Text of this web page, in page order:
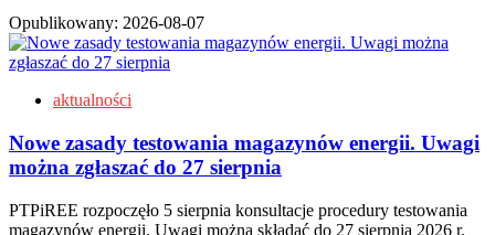
Opublikowany: 2026-08-07
aktualności
Nowe zasady testowania magazynów energii. Uwagi
można zgłaszać do 27 sierpnia
PTPiREE rozpoczęło 5 sierpnia konsultacje procedury testowania
magazynów energii. Uwagi można składać do 27 sierpnia 2026 r.